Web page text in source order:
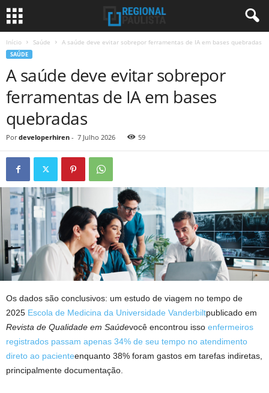
Início Saúde A saúde deve evitar sobrepor ferramentas de IA em bases quebradas
SAÚDE
A saúde deve evitar sobrepor
ferramentas de IA em bases
quebradas
Por developerhiren - 7 Julho 2026 59
Os dados são conclusivos: um estudo de viagem no tempo de
2025 Escola de Medicina da Universidade Vanderbiltpublicado em
Revista de Qualidade em Saúdevocê encontrou isso enfermeiros
registrados passam apenas 34% de seu tempo no atendimento
direto ao pacienteenquanto 38% foram gastos em tarefas indiretas,
principalmente documentação.